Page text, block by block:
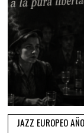
JAZZ EUROPEO